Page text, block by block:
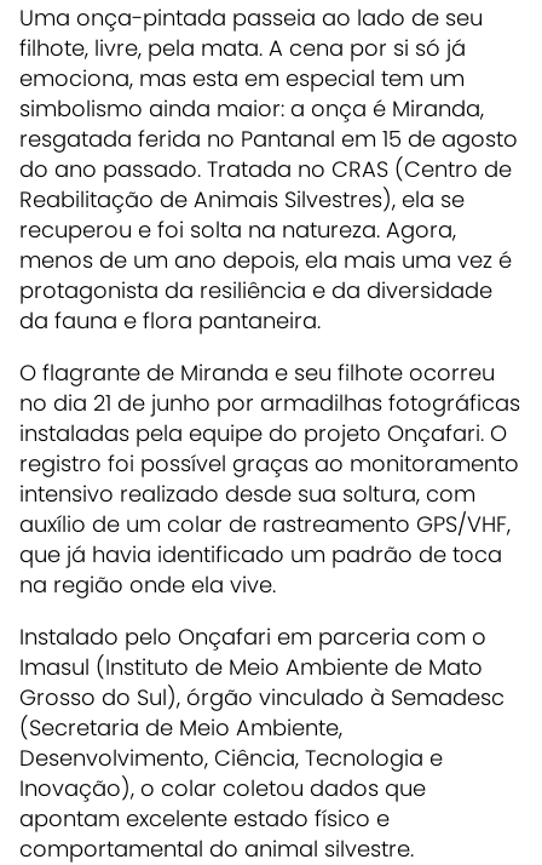
Uma onça-pintada passeia ao lado de seu
filhote, livre, pela mata. A cena por si só já
emociona, mas esta em especial tem um
simbolismo ainda maior: a onça é Miranda,
resgatada ferida no Pantanal em 15 de agosto
do ano passado. Tratada no CRAS (Centro de
Reabilitação de Animais Silvestres), ela se
recuperou e foi solta na natureza. Agora,
menos de um ano depois, ela mais uma vez é
protagonista da resiliência e da diversidade
da fauna e flora pantaneira.
O flagrante de Miranda e seu filhote ocorreu
no dia 21 de junho por armadilhas fotográficas
instaladas pela equipe do projeto Onçafari. O
registro foi possível graças ao monitoramento
intensivo realizado desde sua soltura, com
auxílio de um colar de rastreamento GPS/VHF,
que já havia identificado um padrão de toca
na região onde ela vive.
Instalado pelo Onçafari em parceria com o
Imasul (Instituto de Meio Ambiente de Mato
Grosso do Sul), órgão vinculado à Semadesc
(Secretaria de Meio Ambiente,
Desenvolvimento, Ciência, Tecnologia e
Inovação), o colar coletou dados que
apontam excelente estado físico e
comportamental do animal silvestre.